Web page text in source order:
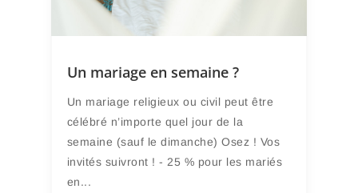
Un mariage en semaine ?
Un mariage religieux ou civil peut être
célébré n’importe quel jour de la
semaine (sauf le dimanche) Osez ! Vos
invités suivront ! - 25 % pour les mariés
en...